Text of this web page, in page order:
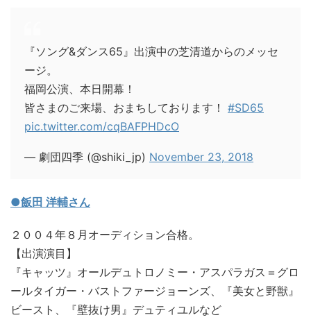
『ソング&ダンス65』出演中の芝清道からのメッセ
ージ。
福岡公演、本日開幕！
皆さまのご来場、おまちしております！ #SD65
pic.twitter.com/cqBAFPHDcO
— 劇団四季 (@shiki_jp) November 23, 2018
●飯田 洋輔さん
２００４年８月オーディション合格。
【出演演目】
『キャッツ』オールデュトロノミー・アスパラガス＝グロ
ールタイガー・バストファージョーンズ、『美女と野獣』
ビースト、『壁抜け男』デュティユルなど